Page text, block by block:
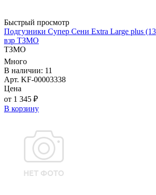
Быстрый просмотр
Подгузники Супер Сени Extra Large plus
взр ТЗМО
ТЗМО
Много
В наличии: 11
Арт. KF-00003338
Цена
от 1 345 ₽
В корзину